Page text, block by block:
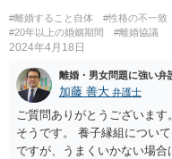
#離婚すること自体 #性格の不一致
#20年以上の婚姻期間
#離婚協議
2024年4月18日
離婚・男女問題に強い弁
加藤 善大 弁護士
ご質問ありがとうございま
そうです。 養子縁組につい
ですが、うまくいかない場